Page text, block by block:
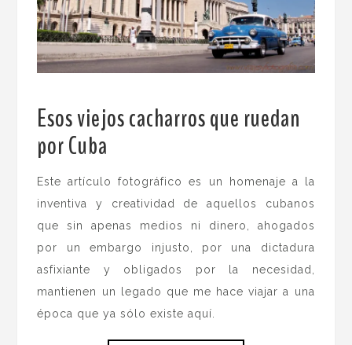
Esos viejos cacharros que ruedan
por Cuba
Este artículo fotográfico es un homenaje a la
inventiva y creatividad de aquellos cubanos
que sin apenas medios ni dinero, ahogados
por un embargo injusto, por una dictadura
asfixiante y obligados por la necesidad,
mantienen un legado que me hace viajar a una
época que ya sólo existe aquí.